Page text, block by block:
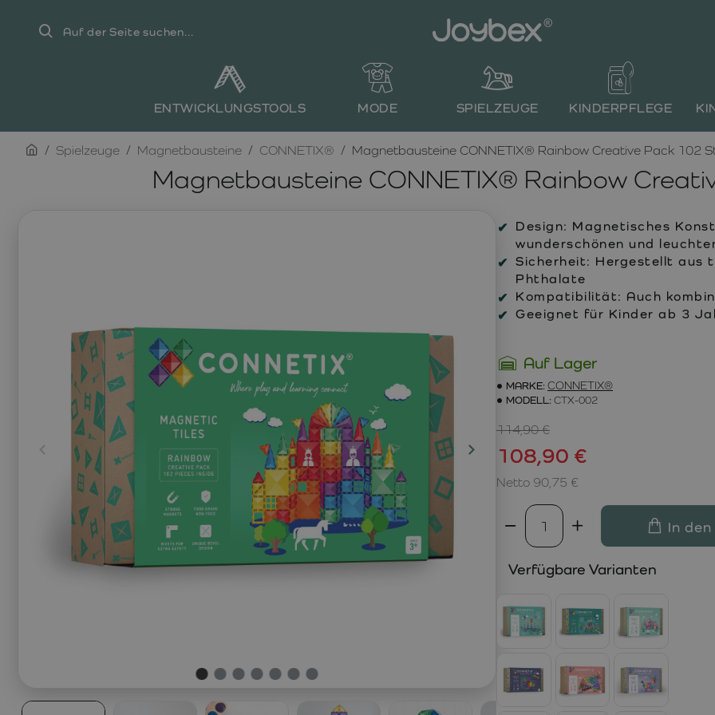
Auf
ENTWICKLUNGSTOOLS MODE SPIELZEUGE KINDERPFLEGE
Magnetbausteine CONNETIX® Rainbow
homeSpielzeuge Magnetbausteine CONNETIX® Magnetbausteine CONNETIX® Rainbow Creative Pack 102
Design: Magnetisches
wunderschönen und
Sicherheit: Hergestellt aus
Phthalate
Kompatibilität: Auch
Geeignet für Kinder ab 3
Auf Lager
MARKE: CONNETIX®
MODELL: CTX-002
108,90 €
114,90 €
Netto 90,75 €
In
Verfügbare Varianten